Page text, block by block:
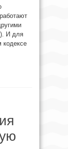
И для
кодексе